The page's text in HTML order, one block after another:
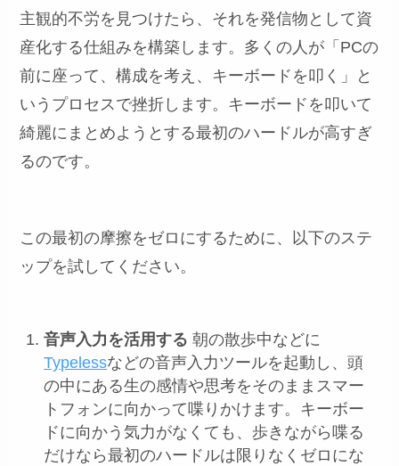
主観的不労を見つけたら、それを発信物として資
産化する仕組みを構築します。多くの人が「PCの
前に座って、構成を考え、キーボードを叩く」と
いうプロセスで挫折します。キーボードを叩いて
綺麗にまとめようとする最初のハードルが高すぎ
るのです。
この最初の摩擦をゼロにするために、以下のステ
ップを試してください。
音声入力を活用する 朝の散歩中などに
Typelessなどの音声入力ツールを起動し、頭
の中にある生の感情や思考をそのままスマー
トフォンに向かって喋りかけます。キーボー
ドに向かう気力がなくても、歩きながら喋る
だけなら最初のハードルは限りなくゼロにな